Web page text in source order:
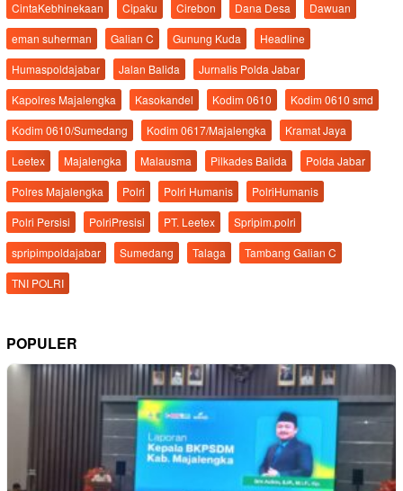
CintaKebhinekaan Cipaku Cirebon Dana Desa
Dawuan
eman suherman
Galian C Gunung Kuda
Headline
Humaspoldajabar
Jalan Balida
Jurnalis Polda Jabar
Kapolres Majalengka
Kasokandel Kodim 0610
Kodim 0610 smd
Kodim 0610/Sumedang
Kodim 0617/Majalengka
Kramat Jaya
Leetex
Majalengka Malausma Pilkades Balida
Polda Jabar
Polres Majalengka
Polri Polri Humanis
PolriHumanis
Polri Persisi
PolriPresisi PT. Leetex
Spripim.polri
spripimpoldajabar
Sumedang Talaga
Tambang Galian C
TNI POLRI
POPULER